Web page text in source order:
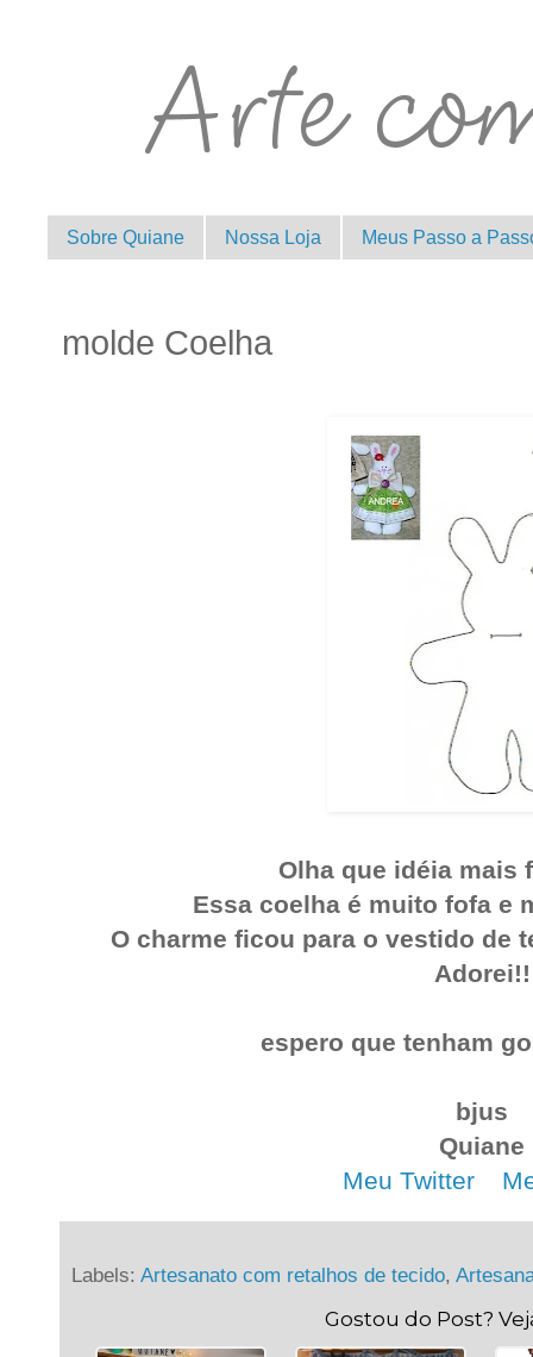
Sobre Quiane Nossa Loja Meus Passo a
molde Coelha
Olha que idéia mais
Essa coelha é muito fofa e
O charme ficou para o vestido de
Adorei!!
espero que tenham
bjus
Quiane
Meu Twitter. .
Labels: Artesanato com retalhos de tecido,
Gostou do Post?